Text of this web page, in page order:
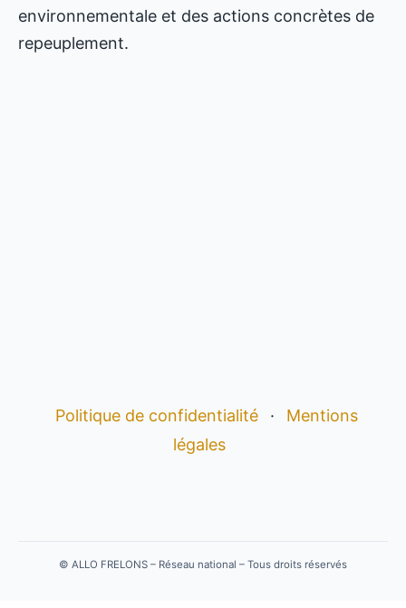
environnementale et des actions concrètes de
repeuplement.
Politique de confidentialité ·
Mentions
légales
© ALLO FRELONS – Réseau national – Tous droits réservés